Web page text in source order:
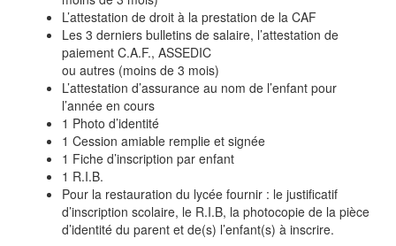
L’attestation de droit à la prestation de la CAF
Les 3 derniers bulletins de salaire, l’attestation de
paiement C.A.F., ASSEDIC
ou autres (moins de 3 mois)
L’attestation d’assurance au nom de l’enfant pour
l’année en cours
1 Photo d’identité
1 Cession amiable remplie et signée
1 Fiche d’inscription par enfant
1 R.I.B.
Pour la restauration du lycée fournir : le justificatif
d’inscription scolaire, le R.I.B, la photocopie de la pièce
d’identité du parent et de(s) l’enfant(s) à inscrire.